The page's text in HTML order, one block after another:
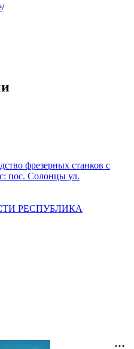
/
фрезерных станков с
пос. Солонцы ул.
РЕСПУБЛИКА